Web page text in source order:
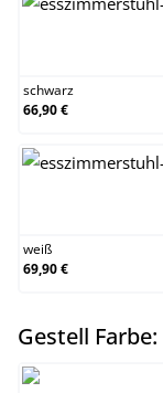
schwarz
66,90 €
weiß
69,90 €
Gestell Farbe: